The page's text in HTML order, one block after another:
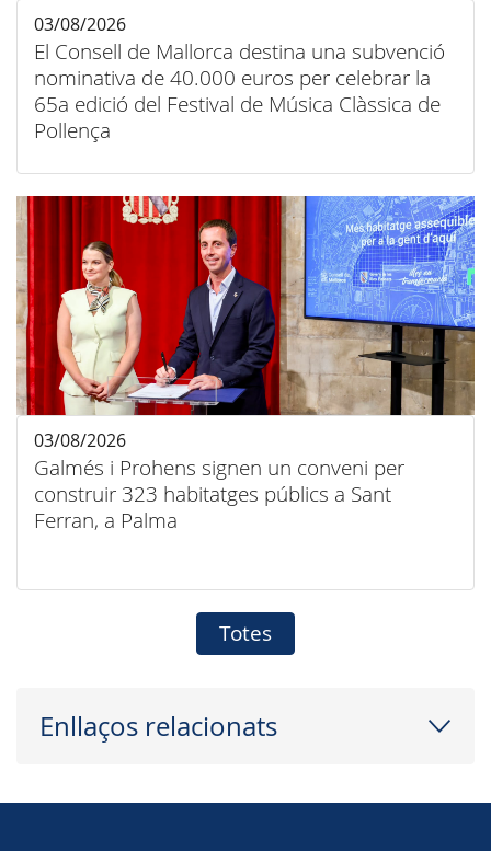
El Consell de Mallorca destina una subvenció
nominativa de 40.000 euros per celebrar la
65a edició del Festival de Música Clàssica de
Pollença
03/08/2026
Galmés i Prohens signen un conveni per
construir 323 habitatges públics a Sant
Ferran, a Palma
03/08/2026
Totes
Enllaços relacionats